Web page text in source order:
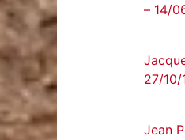
– 14/
27/10/
Jean